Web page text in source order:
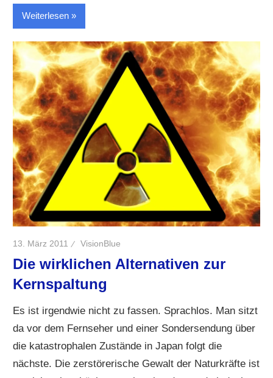
Weiterlesen
13. März 2011 VisionBlue
Die wirklichen Alternativen zur
Kernspaltung
Es ist irgendwie nicht zu fassen. Sprachlos. Man sitzt
da vor dem Fernseher und einer Sondersendung über
die katastrophalen Zustände in Japan folgt die
nächste. Die zerstörerische Gewalt der Naturkräfte ist